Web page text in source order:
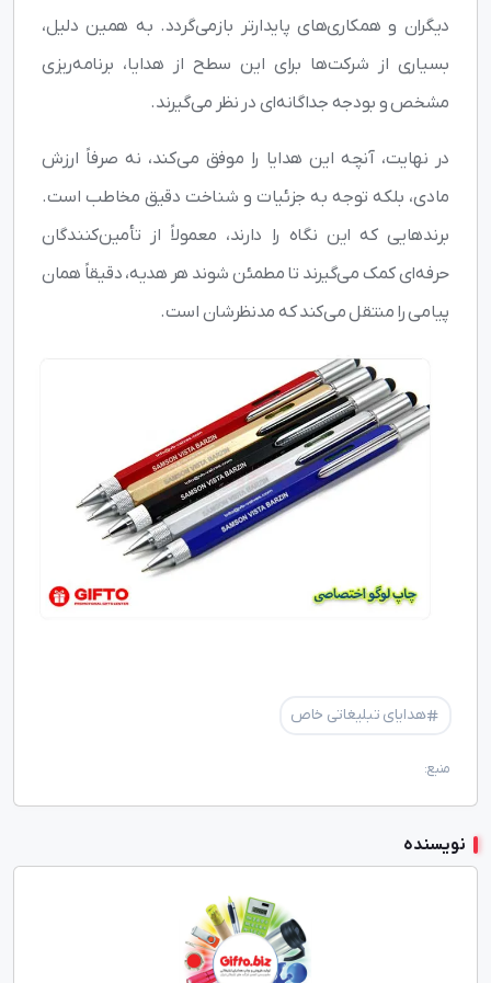
دیگران و همکاری‌های پایدارتر بازمی‌گردد. به همین دلیل،
بسیاری از شرکت‌ها برای این سطح از هدایا، برنامه‌ریزی
مشخص و بودجه جداگانه‌ای در نظر می‌گیرند.
در نهایت، آنچه این هدایا را موفق می‌کند، نه صرفاً ارزش
مادی، بلکه توجه به جزئیات و شناخت دقیق مخاطب است.
برندهایی که این نگاه را دارند، معمولاً از تأمین‌کنندگان
حرفه‌ای کمک می‌گیرند تا مطمئن شوند هر هدیه، دقیقاً همان
پیامی را منتقل می‌کند که مدنظرشان است.
هدایای تبلیغاتی خاص
منبع:
نویسنده